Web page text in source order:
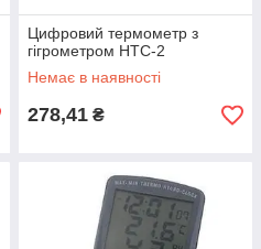
Цифровий термометр з
гігрометром HTC-2
Немає в наявності
278,41 ₴